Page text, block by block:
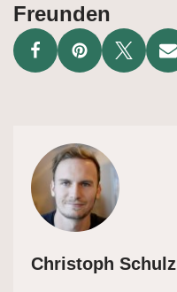
Freunden
Christoph Schulz